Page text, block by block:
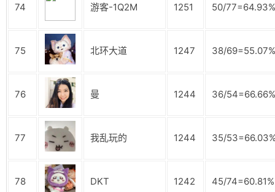
74 游客-1Q2M 1251 50/77=64.93%
75 北环大道 1247 38/69=55.07%
76 曼 1244 36/54=66.66%
77 我乱玩的 1244 35/
78 DKT 1242 45/74=60.81%